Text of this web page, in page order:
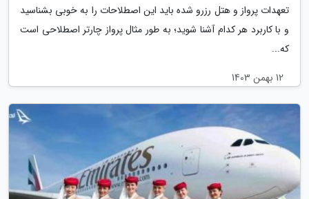
تعهدات پرواز و هتل رزرو شده باید این اصطلاحات را به خوبی بشناسید
و با کاربرد هر کدام آشنا شوید؛ به طور مثال پرواز چارتر اصطلاحی است
که...
12 بهمن 1403